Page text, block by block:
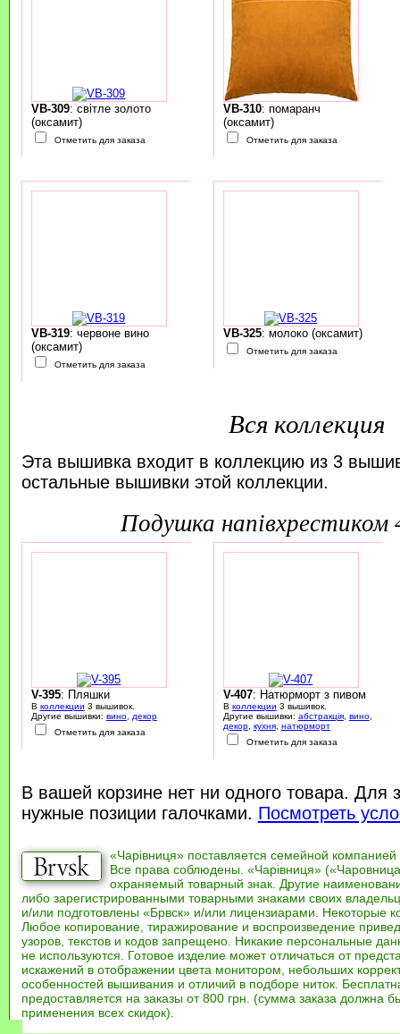
VB-309: світле золото
(оксамит)
Отметить для заказа
VB-310: помаранч
(оксамит)
Отметить для заказа
VB-319: червоне вино
(оксамит)
Отметить для заказа
VB-325: молоко (оксамит)
Отметить для заказа
Вся коллекция
Эта вышивка входит в коллекцию из 3
остальные вышивки этой коллекции.
подушка
V-395: Пляшки
В коллекции 3 вышивок.
Другие вышивки: вино,
декор
Отметить для заказа
V-407: Натюрморт з пивом
В коллекции 3 вышивок.
Другие вышивки: абстракція, вино,
декор, кухня, натюрморт
Отметить для заказа
В вашей корзине нет ни одного товара. Для
нужные позиции галочками. Посмотреть
«Чарівниця» поставляется семейной компанией
Все права соблюдены. «Чарівниця»
охраняемый товарный знак. Другие
либо зарегистрированными товарными знаками своих
и/или подготовлены «Брвск» и/или лицензиарами. Некоторые
Любое копирование, тиражирование и воспроизведение
узоров, текстов и кодов запрещено. Никакие персональные
не используются. Готовое изделие может отличаться от
искажений в отображении цвета монитором, небольших
особенностей вышивания и отличий в подборе ниток.
предоставляется на заказы от 800 грн. (сумма заказа должна
применения всех скидок).